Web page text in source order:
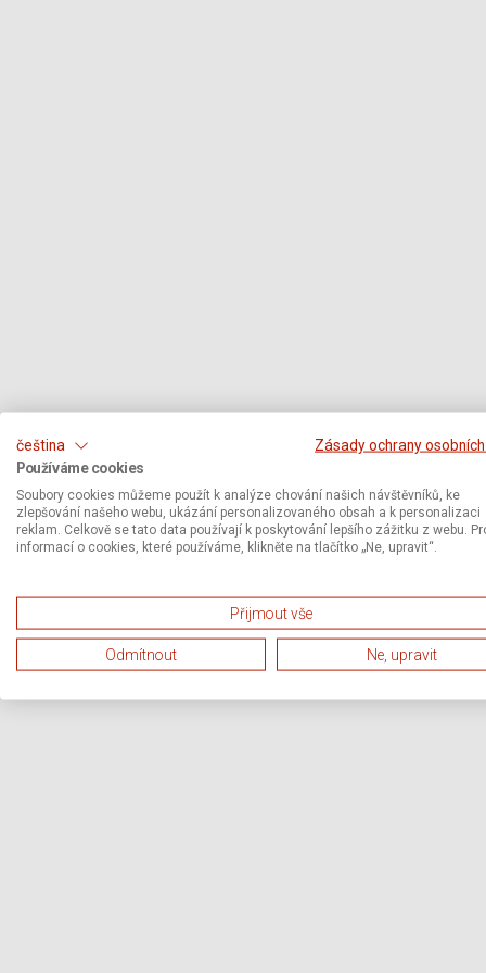
čeština
Zásady ochrany
Používáme cookies
Soubory cookies můžeme použít k analýze chování našich návštěvníků, ke
zlepšování našeho webu, ukázání personalizovaného obsah a k personalizaci
reklam. Celkově se tato data používají k poskytování lepšího zážitku z webu.
informací o cookies, které používáme, klikněte na tlačítko „Ne, upravit“.
Přijmout vše
Odmítnout Ne, upravit